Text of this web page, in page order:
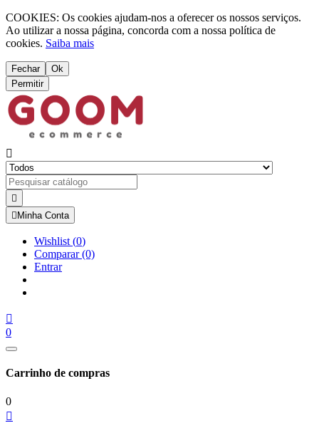
COOKIES: Os cookies ajudam-nos a oferecer os nossos serviços.
Ao utilizar a nossa página, concorda com a nossa política de
cookies. Saiba mais
Fechar
Ok
Permitir


 Minha Conta
Wishlist (0)
Comparar(0)
Entrar

0
Carrinho de compras
0
